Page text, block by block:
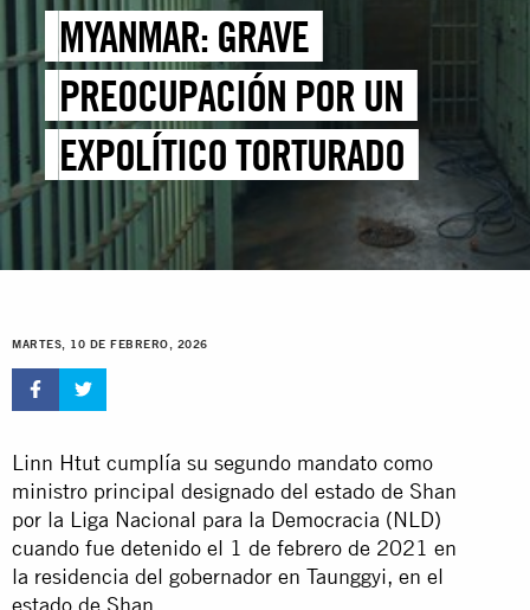
MYANMAR: GRAVE
PREOCUPACIÓN POR UN
EXPOLÍTICO TORTURADO
MARTES, 10 DE FEBRERO, 2026
Linn Htut cumplía su segundo mandato como
ministro principal designado del estado de Shan
por la Liga Nacional para la Democracia (NLD)
cuando fue detenido el 1 de febrero de 2021 en
la residencia del gobernador en Taunggyi, en el
estado de Shan